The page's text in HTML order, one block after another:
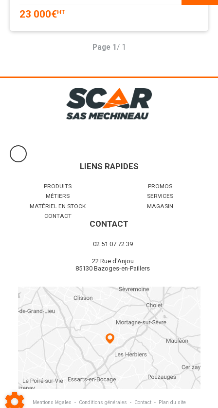
23 000€HT
Page 1 / 1
LIENS RAPIDES
PRODUITS
PROMOS
MÉTIERS
SERVICES
MATÉRIEL EN STOCK
MAGASIN
CONTACT
CONTACT
02 51 07 72 39
22 Rue d'Anjou
85130 Bazoges-en-Paillers
Mentions légales - Conditions générales - Contact - Plan du site